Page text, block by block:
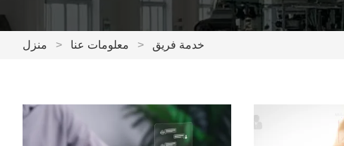
منزل > معلومات عنا > خدمة فريق